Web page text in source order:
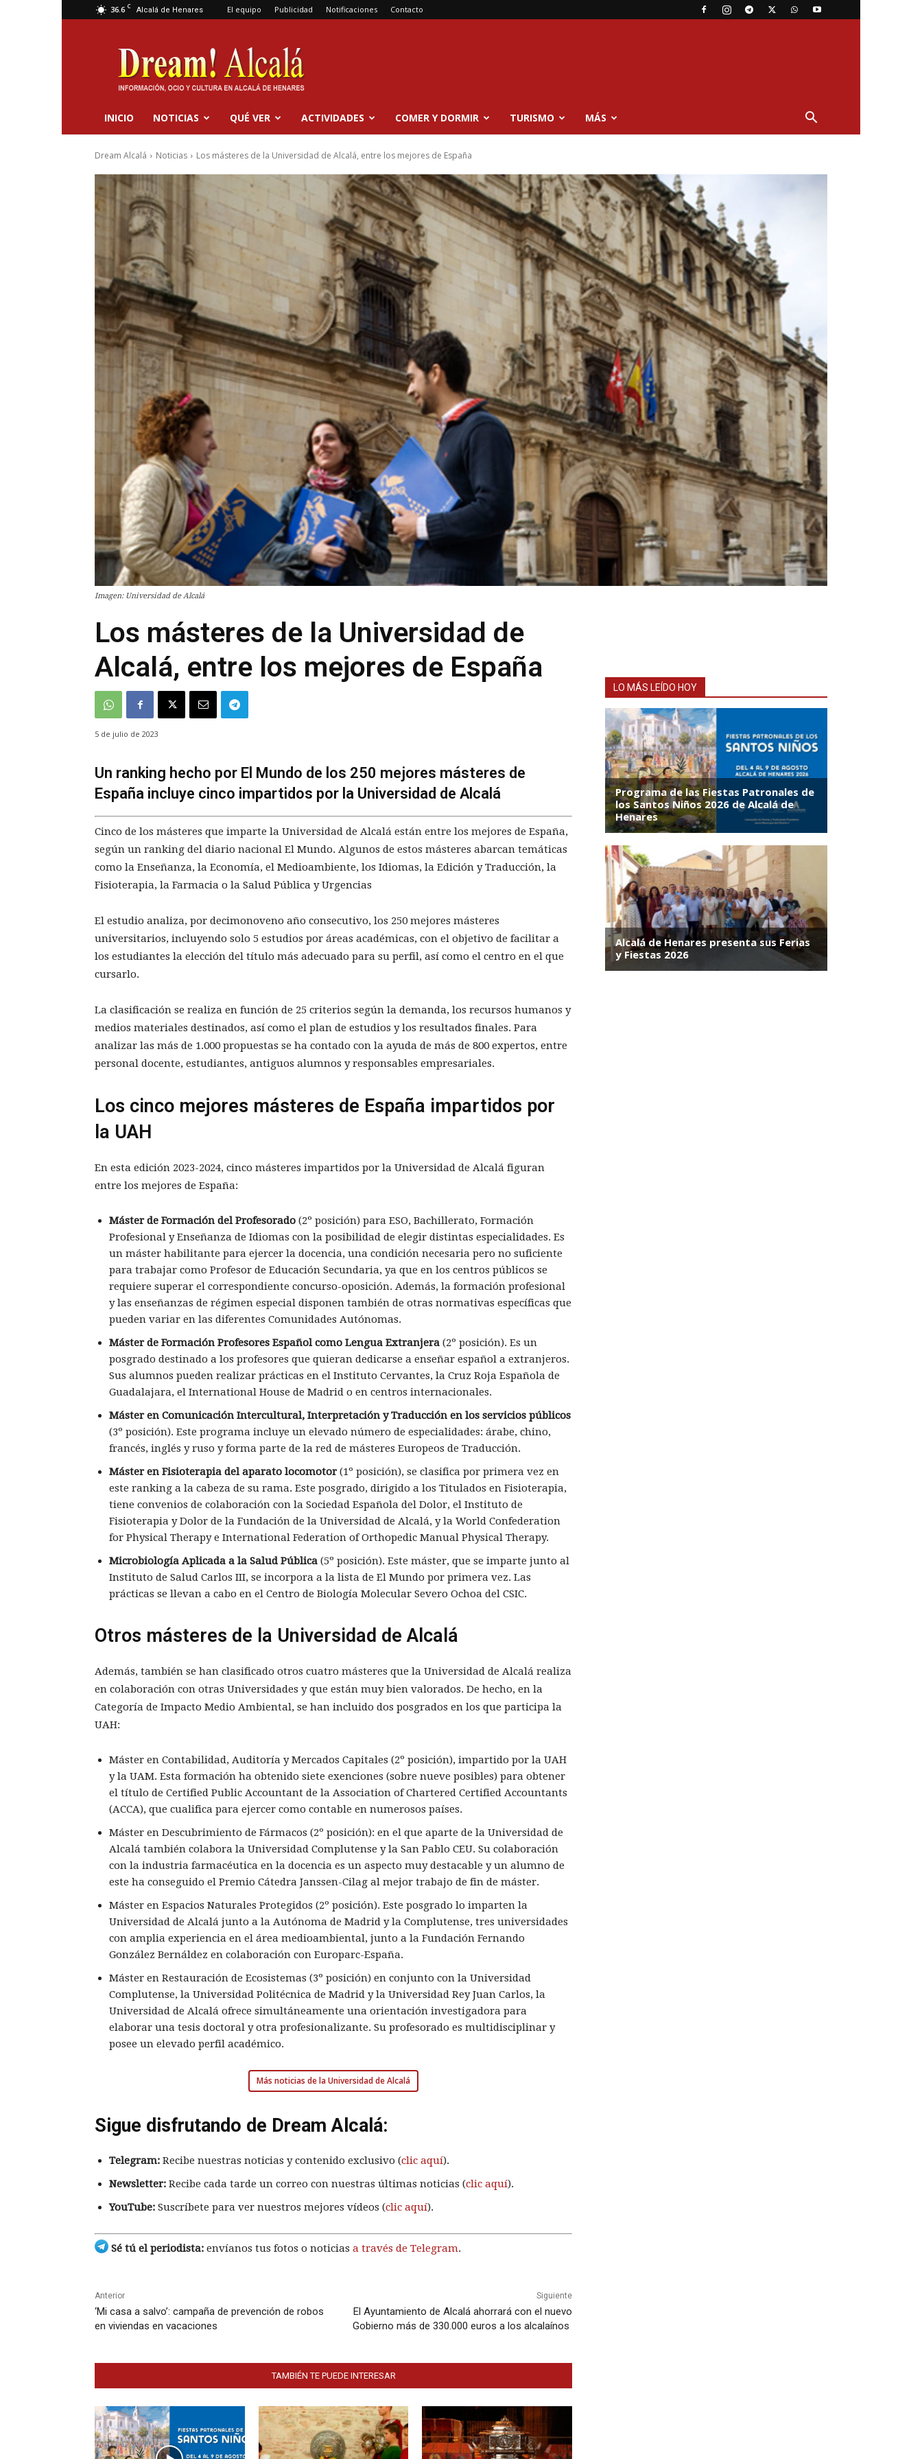
36.6 C Alcalá de Henares El equipo Publicidad Notificaciones Contacto
Dream
Alcalá
INICIO NOTICIAS QUÉ VER ACTIVIDADES COMER Y DORMIR TURISMO MÁS
Dream Alcalá Noticias Los másteres de la Universidad de Alcalá, entre los mejores de España
Imagen: Universidad de Alcalá
Los másteres de la Universidad de
Alcalá, entre los mejores de España
5 de julio de 2023
Un ranking hecho por El Mundo de los 250 mejores másteres de
España incluye cinco impartidos por la Universidad de Alcalá
Cinco de los másteres que imparte la Universidad de Alcalá están entre los mejores de España,
según un ranking del diario nacional El Mundo. Algunos de estos másteres abarcan temáticas
como la Enseñanza, la Economía, el Medioambiente, los Idiomas, la Edición y Traducción, la
Fisioterapia, la Farmacia o la Salud Pública y Urgencias
El estudio analiza, por decimonoveno año consecutivo, los 250 mejores másteres
universitarios, incluyendo solo 5 estudios por áreas académicas, con el objetivo de facilitar a
los estudiantes la elección del título más adecuado para su perfil, así como el centro en el que
cursarlo.
La clasificación se realiza en función de 25 criterios según la demanda, los recursos humanos y
medios materiales destinados, así como el plan de estudios y los resultados finales. Para
analizar las más de 1.000 propuestas se ha contado con la ayuda de más de 800 expertos, entre
personal docente, estudiantes, antiguos alumnos y responsables empresariales.
Los cinco mejores másteres de España impartidos por
la UAH
En esta edición 2023-2024, cinco másteres impartidos por la Universidad de Alcalá figuran
entre los mejores de España:
Máster de Formación del Profesorado (2º posición) para ESO, Bachillerato, Formación
Profesional y Enseñanza de Idiomas con la posibilidad de elegir distintas especialidades. Es
un máster habilitante para ejercer la docencia, una condición necesaria pero no suficiente
para trabajar como Profesor de Educación Secundaria, ya que en los centros públicos se
requiere superar el correspondiente concurso-oposición. Además, la formación profesional
y las enseñanzas de régimen especial disponen también de otras normativas específicas que
pueden variar en las diferentes Comunidades Autónomas.
Máster de Formación Profesores Español como Lengua Extranjera (2º posición). Es un
posgrado destinado a los profesores que quieran dedicarse a enseñar español a extranjeros.
Sus alumnos pueden realizar prácticas en el Instituto Cervantes, la Cruz Roja Española de
Guadalajara, el International House de Madrid o en centros internacionales.
Máster en Comunicación Intercultural, Interpretación y Traducción en los servicios públicos
(3º posición). Este programa incluye un elevado número de especialidades: árabe, chino,
francés, inglés y ruso y forma parte de la red de másteres Europeos de Traducción.
Máster en Fisioterapia del aparato locomotor(1º posición), se clasifica por primera vez en
este ranking a la cabeza de su rama. Este posgrado, dirigido a los Titulados en Fisioterapia,
tiene convenios de colaboración con la Sociedad Española del Dolor, el Instituto de
Fisioterapia y Dolor de la Fundación de la Universidad de Alcalá, y la World Confederation
for Physical Therapy e International Federation of Orthopedic Manual Physical Therapy.
Microbiología Aplicada a la Salud Pública (5º posición). Este máster, que se imparte junto al
Instituto de Salud Carlos III, se incorpora a la lista de El Mundo por primera vez. Las
prácticas se llevan a cabo en el Centro de Biología Molecular Severo Ochoa del CSIC.
Otros másteres de la Universidad de Alcalá
Además, también se han clasificado otros cuatro másteres que la Universidad de Alcalá realiza
en colaboración con otras Universidades y que están muy bien valorados. De hecho, en la
Categoría de Impacto Medio Ambiental, se han incluido dos posgrados en los que participa la
UAH:
Máster en Contabilidad, Auditoría y Mercados Capitales (2º posición), impartido por la UAH
y la UAM. Esta formación ha obtenido siete exenciones (sobre nueve posibles) para obtener
el título de Certified Public Accountant de la Association of Chartered Certified Accountants
(ACCA), que cualifica para ejercer como contable en numerosos países.
Máster en Descubrimiento de Fármacos (2º posición): en el que aparte de la Universidad de
Alcalá también colabora la Universidad Complutense y la San Pablo CEU. Su colaboración
con la industria farmacéutica en la docencia es un aspecto muy destacable y un alumno de
este ha conseguido el Premio Cátedra Janssen-Cilag al mejor trabajo de fin de máster.
Máster en Espacios Naturales Protegidos (2º posición). Este posgrado lo imparten la
Universidad de Alcalá junto a la Autónoma de Madrid y la Complutense, tres universidades
con amplia experiencia en el área medioambiental, junto a la Fundación Fernando
González Bernáldez en colaboración con Europarc-España.
Máster en Restauración de Ecosistemas (3º posición) en conjunto con la Universidad
Complutense, la Universidad Politécnica de Madrid y la Universidad Rey Juan Carlos, la
Universidad de Alcalá ofrece simultáneamente una orientación investigadora para
elaborar una tesis doctoral y otra profesionalizante. Su profesorado es multidisciplinar y
posee un elevado perfil académico.
Más noticias de la Universidad de Alcalá
Sigue disfrutando de Dream Alcalá:
Telegram: Recibe nuestras noticias y contenido exclusivo (clic aquí).
Newsletter: Recibe cada tarde un correo con nuestras últimas noticias (clic aquí).
YouTube: Suscríbete para ver nuestros mejores vídeos (clic aquí).
Sé tú el periodista: envíanos tus fotos o noticias a través de Telegram.
Anterior
‘Mi casa a salvo’: campaña de prevención de robos
en viviendas en vacaciones
Siguiente
El Ayuntamiento de Alcalá ahorrará con el nuevo
Gobierno más de 330.000 euros a los alcalaínos
TAMBIÉN TE PUEDE INTERESAR
LO MÁS LEÍDO HOY